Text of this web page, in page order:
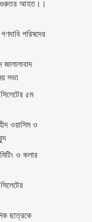
গুরুতর আহত।।
পরিষদের
জালালাবাদ
সভা
৫ম
ওয়াসিম ও
ও কলার
ছাত্রকে